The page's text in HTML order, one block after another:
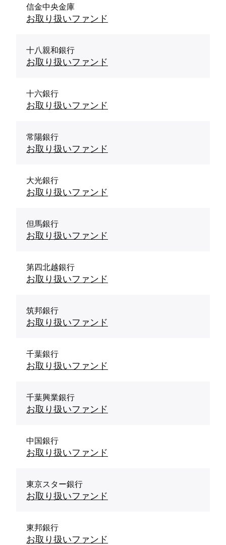
信金中央金庫
お取り扱いファンド
十八親和銀行
お取り扱いファンド
十六銀行
お取り扱いファンド
常陽銀行
お取り扱いファンド
大光銀行
お取り扱いファンド
但馬銀行
お取り扱いファンド
第四北越銀行
お取り扱いファンド
筑邦銀行
お取り扱いファンド
千葉銀行
お取り扱いファンド
千葉興業銀行
お取り扱いファンド
中国銀行
お取り扱いファンド
東京スター銀行
お取り扱いファンド
東邦銀行
お取り扱いファンド